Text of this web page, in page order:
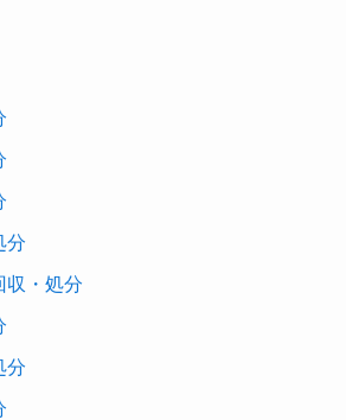
分
収・処分
分